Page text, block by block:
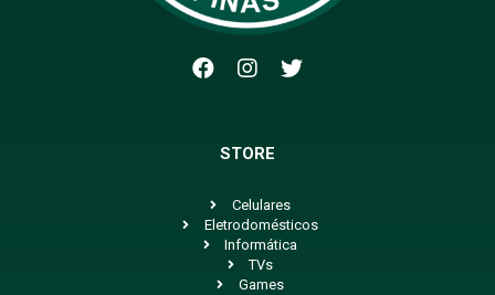
STORE
Celulares
Eletrodomésticos
Informática
TVs
Games